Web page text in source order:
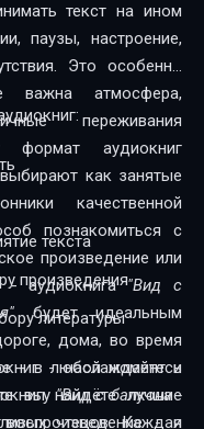
текст на ином
паузы, настроение,
Это особенно
важна атмосфера,
переживания
формат аудиокниг
как занятые
качественной
произведение или
- аудиокнига"Вид с
будет идеальным
дома, во время
- в любой момент и
вы найдёте лучшие
чтецов. Каждая
текста
произведения
литературы
- наслаждайтесь
"Вид с балкона -
- и